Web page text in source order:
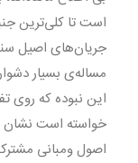
است تا کلی‌ترین
جریان‌های اصیل
مساله‌ی بسیار
این نبوده که روی
خواسته است نشان